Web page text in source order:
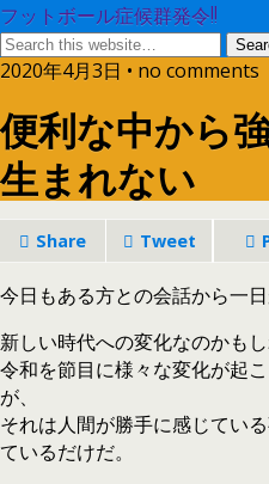
フットボール症候群発令!!
2020年4月3日 • no comments
便利な中から
生まれない
Share Tweet
今日もある方との会話から一日
新しい時代への変化なのかもし
令和を節目に様々な変化が起
が、
それは人間が勝手に感じてい
ているだけだ。